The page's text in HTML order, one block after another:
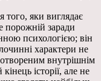
того, яки виглядає
порожній заради
психологією; він
характери не
внутрішнім
історії, але не